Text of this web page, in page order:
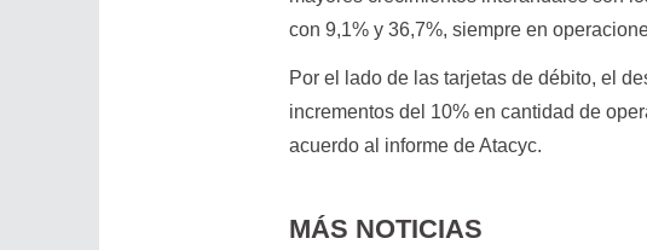
con 9,1% y 36,7%, siempre en
Por el lado de las tarjetas de débito, el
incrementos del 10% en cantidad de
acuerdo al informe de Atacyc.
MÁS NOTICIAS